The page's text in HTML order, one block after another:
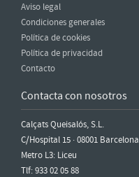
Aviso legal
Condiciones generales
Política de cookies
Política de privacidad
Contacto
Contacta con nosotros
Calçats Queisalós, S.L.
C/Hospital 15 · 08001 Barcelona
Metro L3: Liceu
Tlf: 933 02 05 88